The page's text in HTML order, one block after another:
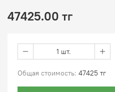
47425.00 тг
1 шт.
Общая стоимость: 47425 тг